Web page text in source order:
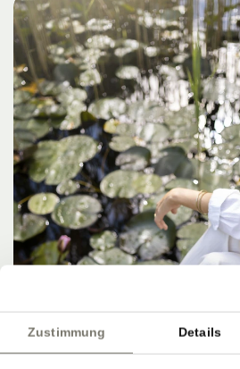
Zustimmung Details